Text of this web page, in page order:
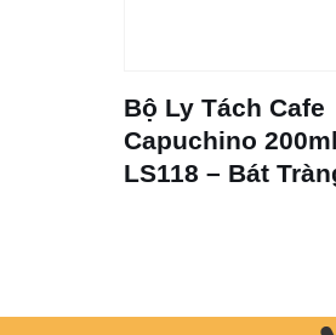
Bộ Ly Tách Cafe
Capuchino
LS118 – Bát